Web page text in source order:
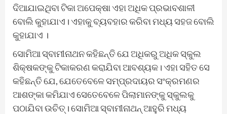
ଦିଆଯାଇଥିବା ଟିକା ଅପେକ୍ଷା ଏହା ଅଧିକ ପ୍ରଭାବଶାଳୀ
ବୋଲି କୁହାଯାଏ। ଏହାକୁ ବ୍ୟବହାର କରିବା ମଧ୍ୟ ସହଜ ବୋଲି
କୁହାଯାଏ ।
ସୋମିଆ ସ୍ବାମୀନାଥନ କହିଛନ୍ତି ଯେ ଅଧିକରୁ ଅଧିକ ସ୍କୁଲ
ଶିକ୍ଷକଙ୍କୁ ଟିକାକରଣ କରାଯିବା ଆବଶ୍ୟକ। ଏହା ସହିତ ସେ
କହିଛନ୍ତି ଯେ, ଯେତେବେଳେ ସମ୍ପ୍ରଦାୟର ସଂକ୍ରମଣର
ଆଶଙ୍କା କମିଯାଏ ସେତେବେଳେ ପିଲାମାନଙ୍କୁ ସ୍କୁଲକୁ
ପଠାଯିବା ଉଚିତ୍। ସୋମିଆ ସ୍ବାମୀନାଥନ୍ ଆହୁରି ମଧ୍ୟ